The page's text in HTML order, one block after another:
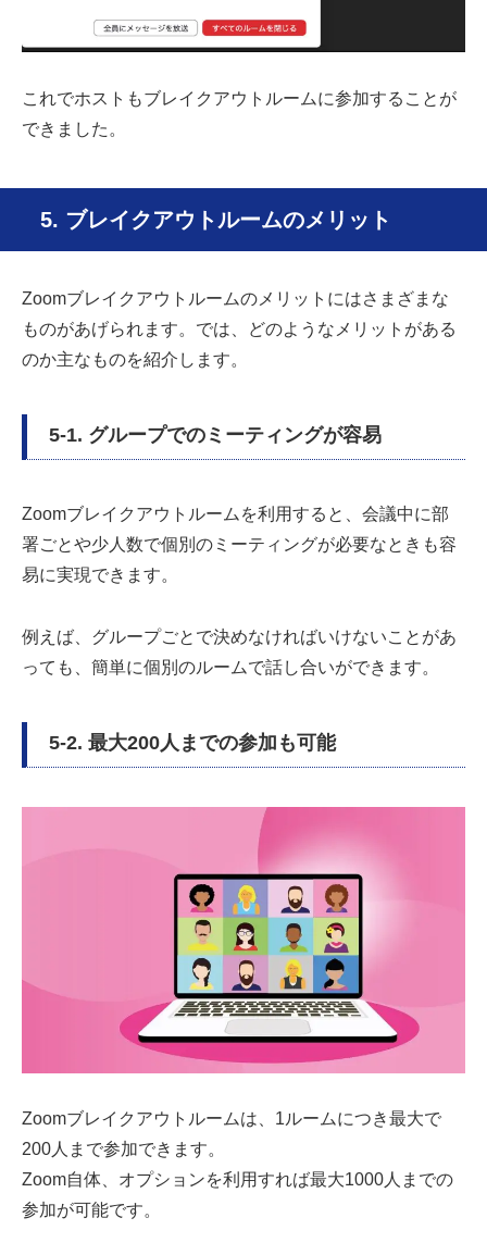
これでホストもブレイクアウトルームに参加することが
できました。
5. ブレイクアウトルームのメリット
Zoomブレイクアウトルームのメリットにはさまざまな
ものがあげられます。では、どのようなメリットがある
のか主なものを紹介します。
5-1. グループでのミーティングが容易
Zoomブレイクアウトルームを利用すると、会議中に部
署ごとや少人数で個別のミーティングが必要なときも容
易に実現できます。
例えば、グループごとで決めなければいけないことがあ
っても、簡単に個別のルームで話し合いができます。
5-2. 最大200人までの参加も可能
Zoomブレイクアウトルームは、1ルームにつき最大で
200人まで参加できます。
Zoom自体、オプションを利用すれば最大1000人までの
参加が可能です。